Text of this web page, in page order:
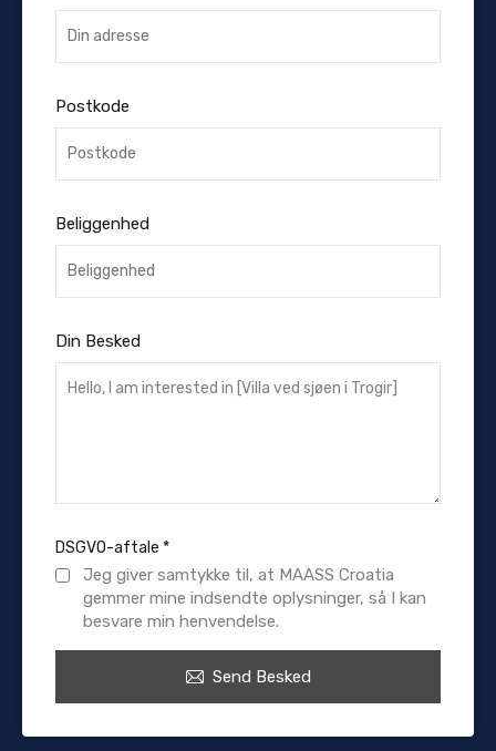
Postkode
Beliggenhed
Din Besked
DSGVO-aftale *
Jeg giver samtykke til, at MAASS Croatia
gemmer mine indsendte oplysninger, så I kan
besvare min henvendelse.
Send Besked